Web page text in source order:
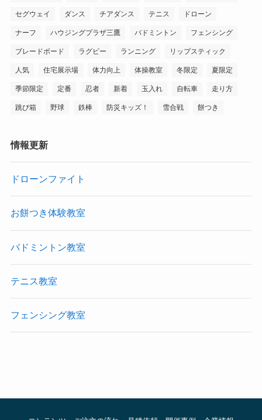
セグウェイ ダンス チアダンス テニス ドローン
ナーフ ハウジングプラザ三鷹 バドミントン フェンシング
ブレードボード ラグビー ランニング リップスティック
人気 住宅展示場 体力向上 体操教室 冬限定 夏限定
季節限定 定番 忍者 新着 玉入れ 自転車 走り方
跳び箱 野球 鉄棒 防災キッズ！ 雪合戦 餅つき
情報更新
ドローンファイト
お餅つき体験教室
バドミントン教室
テニス教室
フェンシング教室